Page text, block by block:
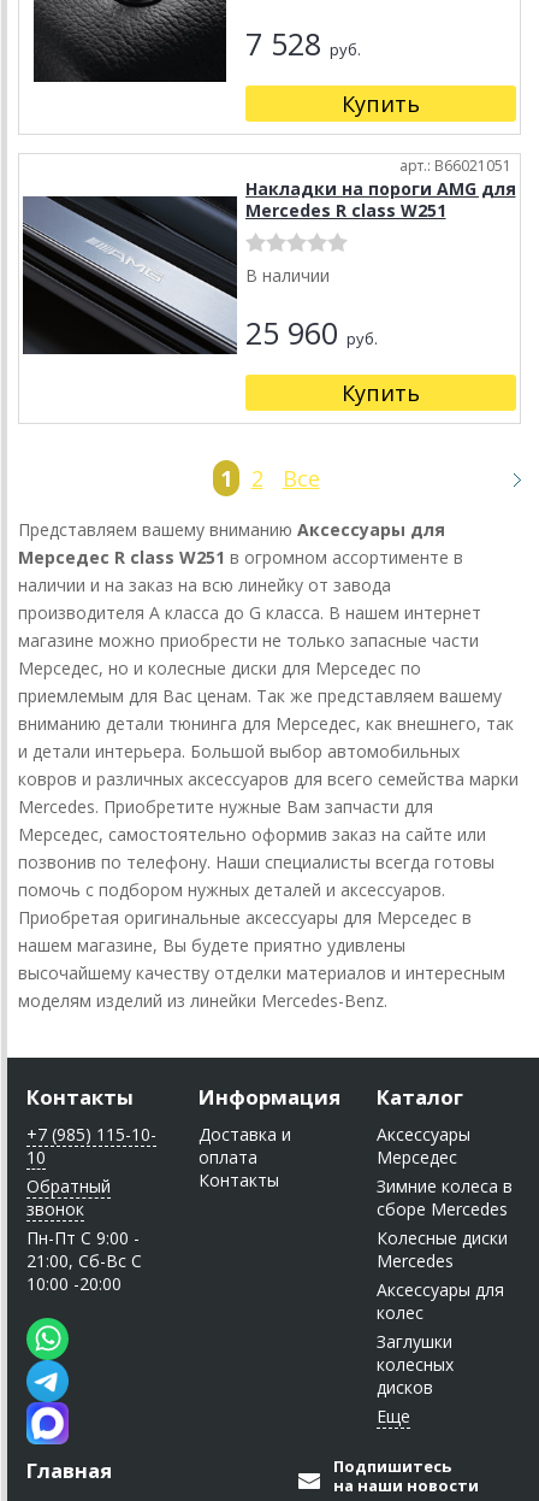
7 528 руб.
Купить
арт.: B66021051
Накладки на пороги AMG для
Mercedes R class W251
В наличии
25 960 руб.
Купить
1 2 Все
Представляем вашему вниманию Аксессуары для
Мерседес R class W251 в огромном ассортименте в
наличии и на заказ на всю линейку от завода
производителя А класса до G класса. В нашем интернет
магазине можно приобрести не только запасные части
Мерседес, но и колесные диски для Мерседес по
приемлемым для Вас ценам. Так же представляем вашему
вниманию детали тюнинга для Мерседес, как внешнего, так
и детали интерьера. Большой выбор автомобильных
ковров и различных аксессуаров для всего семейства марки
Mercedes. Приобретите нужные Вам запчасти для
Мерседес, самостоятельно оформив заказ на сайте или
позвонив по телефону. Наши специалисты всегда готовы
помочь с подбором нужных деталей и аксессуаров.
Приобретая оригинальные аксессуары для Мерседес в
нашем магазине, Вы будете приятно удивлены
высочайшему качеству отделки материалов и интересным
моделям изделий из линейки Mercedes-Benz.
Контакты
+7 (985) 115-10-
10
Обратный
звонок
Пн-Пт C 9:00 -
21:00, Сб-Вс С
10:00 -20:00
Информация
Доставка и
оплата
Контакты
Каталог
Аксессуары
Мерседес
Зимние колеса в
сборе Mercedes
Колесные диски
Mercedes
Аксессуары для
колес
Заглушки
колесных
дисков
Главная
Подпишитесь
на наши новости